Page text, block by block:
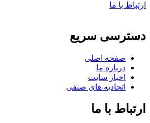
ارتباط با ما
دسترسی سریع
صفحه اصلی
درباره ما
اخبار سایت
اتحادیه های صنفی
ارتباط با ما